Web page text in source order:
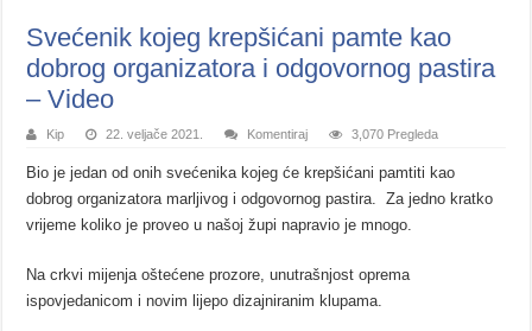
Svećenik kojeg krepšićani pamte kao
dobrog organizatora i odgovornog pastira
– Video
Kip 22. veljače 2021. Komentiraj 3,070 Pregleda
Bio je jedan od onih svećenika kojeg će krepšićani pamtiti kao
dobrog organizatora marljivog i odgovornog pastira. Za jedno kratko
vrijeme koliko je proveo u našoj župi napravio je mnogo.
Na crkvi mijenja oštećene prozore, unutrašnjost oprema
ispovjedanicom i novim lijepo dizajniranim klupama.